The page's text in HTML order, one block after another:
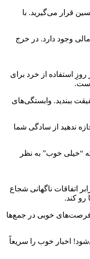
قرار می‌گیرید. با
وجود دارد. در خرج
استفاده از خرد برای
است.
ببندید. وابستگی‌های
ندهید از سادگی شما
“خیلی خوب” به نظر
اتفاقات ناگهانی شجاع
رو کند.
فرصت‌های خوبی در جمع‌ها
اخبار خوب را سریعاً